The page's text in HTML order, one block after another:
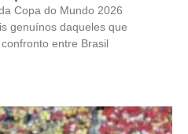
Copa do Mundo 2026
genuínos daqueles que
entre Brasil